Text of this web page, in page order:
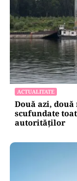
ACTUALITATE
Două azi,
scufundate
autorităților